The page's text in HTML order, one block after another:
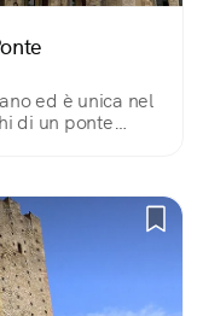
ed è unica nel
di un ponte